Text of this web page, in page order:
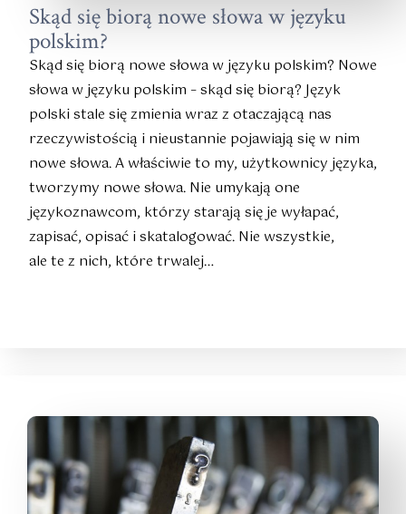
Skąd się biorą nowe słowa w języku
polskim?
Skąd się biorą nowe słowa w języku polskim? Nowe
słowa w języku polskim – skąd się biorą? Język
polski stale się zmienia wraz z otaczającą nas
rzeczywistością i nieustannie pojawiają się w nim
nowe słowa. A właściwie to my, użytkownicy języka,
tworzymy nowe słowa. Nie umykają one
językoznawcom, którzy starają się je wyłapać,
zapisać, opisać i skatalogować. Nie wszystkie,
ale te z nich, które trwalej…